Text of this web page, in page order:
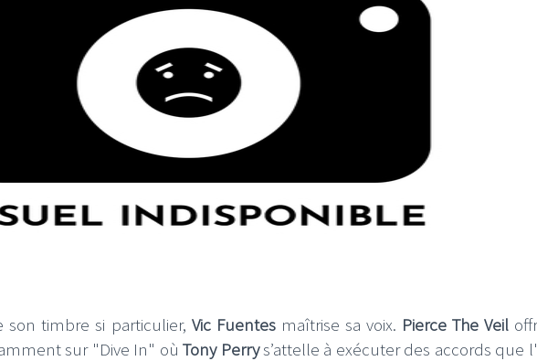
timbre si particulier, Vic Fuentesmaîtrise sa voix. Pierce The Veil
sur "Dive In" oùTony Perrys’attelle à exécuter des accords que
LE GROS RIFFIFI –
Christmas Riffifi 2025 !!!
LE GROS RIFFIFI –